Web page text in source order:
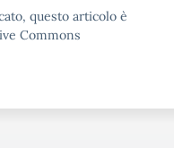
questo articolo è
Commons